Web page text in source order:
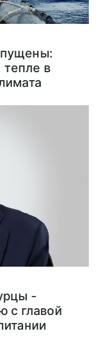
тепле в
-
с главой